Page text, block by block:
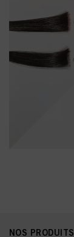
NOS PRODUITS